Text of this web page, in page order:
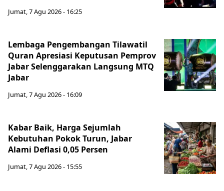
Jumat, 7 Agu 2026 - 16:25
Lembaga Pengembangan Tilawatil
Quran Apresiasi Keputusan Pemprov
Jabar Selenggarakan Langsung MTQ
Jabar
Jumat, 7 Agu 2026 - 16:09
Kabar Baik, Harga Sejumlah
Kebutuhan Pokok Turun, Jabar
Alami Deflasi 0,05 Persen
Jumat, 7 Agu 2026 - 15:55